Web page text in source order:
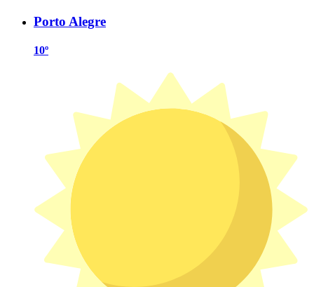
Porto Alegre
10º